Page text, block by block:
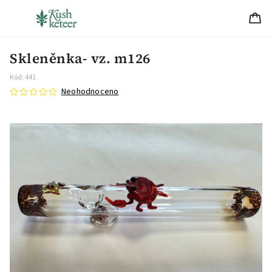
Skleněnka- vz. m126
Kód:441
Neohodnoceno